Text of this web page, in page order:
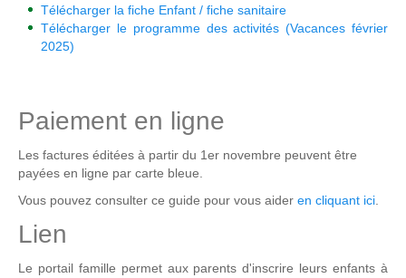
Télécharger la fiche Enfant / fiche sanitaire
Télécharger le programme des activités (Vacances février
2025)
Paiement en ligne
Les factures éditées à partir du 1er novembre peuvent être
payées en ligne par carte bleue.
Vous pouvez consulter ce guide pour vous aider en cliquant ici
Lien
Le portail famille permet aux parents d'inscrire leurs enfants à